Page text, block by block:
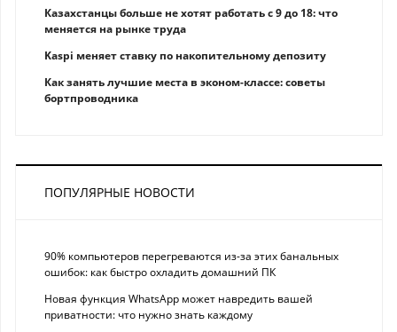
Казахстанцы больше не хотят работать с 9 до 18: что
меняется на рынке труда
Kaspi меняет ставку по накопительному депозиту
Как занять лучшие места в эконом-классе: советы
бортпроводника
ПОПУЛЯРНЫЕ НОВОСТИ
90% компьютеров перегреваются из-за этих банальных
ошибок: как быстро охладить домашний ПК
Новая функция WhatsApp может навредить вашей
приватности: что нужно знать каждому